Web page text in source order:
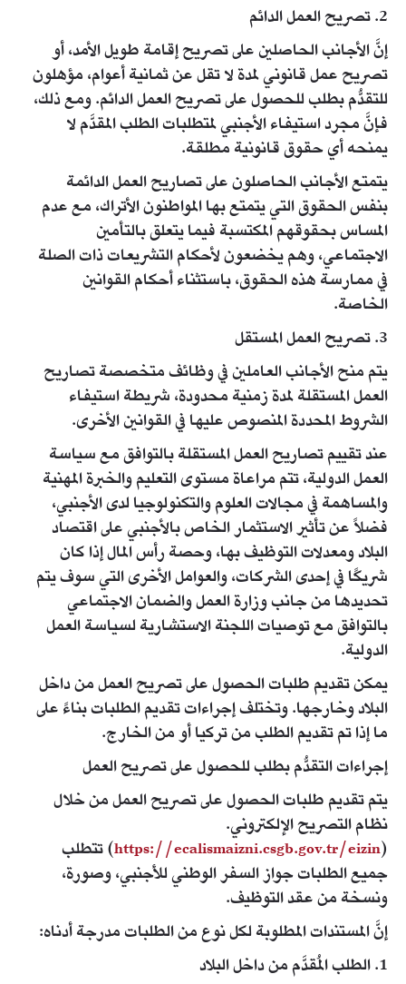
2. تصريح العمل الدائم
إنَّ الأجانب الحاصلين على تصريح إقامة طويل الأمد، أو
تصريح عمل قانوني لمدة لا تقل عن ثمانية أعوام، مؤهلون
للتقدُّم بطلب للحصول على تصريح العمل الدائم. ومع ذلك،
فإنَّ مجرد استيفاء الأجنبي لمتطلبات الطلب المقدَّم لا
يمنحه أي حقوق قانونية مطلقة.
يتمتع الأجانب الحاصلون على تصاريح العمل الدائمة
بنفس الحقوق التي يتمتع بها المواطنون الأتراك، مع عدم
المساس بحقوقهم المكتسبة فيما يتعلق بالتأمين
الاجتماعي، وهم يخضعون لأحكام التشريعات ذات الصلة
في ممارسة هذه الحقوق، باستثناء أحكام القوانين
الخاصة.​
3. تصريح العمل المستقل
يتم منح الأجانب العاملين في وظائف متخصصة تصاريح
العمل المستقلة لمدة زمنية محدودة، شريطة استيفاء
الشروط المحددة المنصوص عليها في القوانين الأخرى.
عند تقييم تصاريح العمل المستقلة بالتوافق مع سياسة
العمل الدولية، تتم مراعاة مستوى التعليم والخبرة المهنية
والمساهمة في مجالات العلوم والتكنولوجيا لدى الأجنبي،
فضلاً عن تأثير الاستثمار الخاص بالأجنبي على اقتصاد
البلاد ومعدلات التوظيف بها، وحصة رأس المال إذا كان
شريكًا في إحدى الشركات، والعوامل الأخرى التي سوف يتم
تحديدها من جانب وزارة العمل والضمان الاجتماعي
بالتوافق مع توصيات اللجنة الاستشارية لسياسة العمل
الدولية.
يمكن تقديم طلبات الحصول على تصريح العمل من داخل
البلاد وخارجها. وتختلف إجراءات تقديم الطلبات بناءً على
ما إذا تم تقديم الطلب من تركيا أو من الخارج.​
إجراءات التقدُّم بطلب للحصول على تصريح العمل
يتم تقديم طلبات الحصول على تصريح العمل من خلال
نظام التصريح الإلكتروني.
(
https://ecalismaizni.csgb.gov.tr/eizin) تتطلب
جميع الطلبات جواز السفر الوطني للأجنبي، وصورة،
ونسخة من عقد التوظيف.
إنَّ المستندات المطلوبة لكل نوع من الطلبات مدرجة أدناه:
1. الطلب المُقدَّم من داخل البلاد